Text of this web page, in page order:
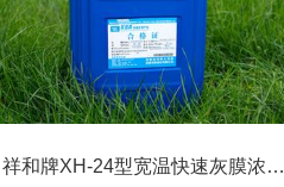
祥和牌XH-24型宽温快速灰膜浓缩液